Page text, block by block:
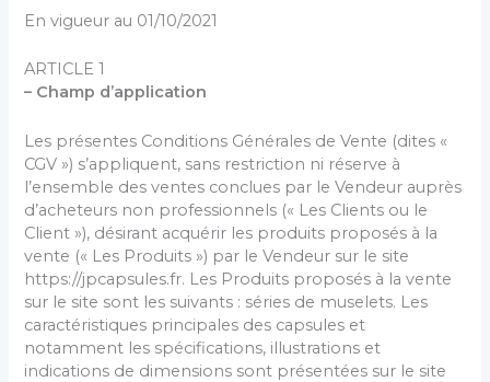
En vigueur au 01/10/2021
ARTICLE 1
– Champ d’application
Les présentes Conditions Générales de Vente (dites «
CGV ») s’appliquent, sans restriction ni réserve à
l’ensemble des ventes conclues par le Vendeur auprès
d’acheteurs non professionnels (« Les Clients ou le
Client »), désirant acquérir les produits proposés à la
vente (« Les Produits ») par le Vendeur sur le site
https://jpcapsules.fr. Les Produits proposés à la vente
sur le site sont les suivants : séries de muselets. Les
caractéristiques principales des capsules et
notamment les spécifications, illustrations et
indications de dimensions sont présentées sur le site